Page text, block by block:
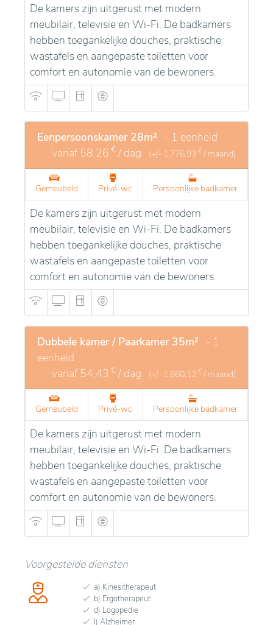
De kamers zijn uitgerust met modern
meubilair, televisie en Wi-Fi. De badkamers
hebben toegankelijke douches, praktische
wastafels en aangepaste toiletten voor
comfort en autonomie van de bewoners.
Eenpersoonskamer 28m² - 1 eenheid
vanaf 58,26 € / dag (+/- 1.776,93 € / maand)
Gemeubeld Privé-wc Persoonlijke badkamer
De kamers zijn uitgerust met modern
meubilair, televisie en Wi-Fi. De badkamers
hebben toegankelijke douches, praktische
wastafels en aangepaste toiletten voor
comfort en autonomie van de bewoners.
Dubbele kamer / Paarkamer 35m² - 1
eenheid
vanaf 54,43 € / dag (+/- 1.660,12 € / maand)
Gemeubeld Privé-wc Persoonlijke badkamer
De kamers zijn uitgerust met modern
meubilair, televisie en Wi-Fi. De badkamers
hebben toegankelijke douches, praktische
wastafels en aangepaste toiletten voor
comfort en autonomie van de bewoners.
Voorgestelde diensten
a) Kinesitherapeut
b) Ergotherapeut
d) Logopedie
l) Alzheimer